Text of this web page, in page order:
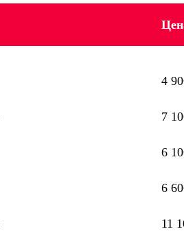
4
7
6
6
11